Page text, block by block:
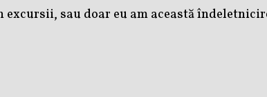
sau doar eu am această